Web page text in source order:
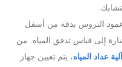
التروس بدقة من أسفل
إلى قياس تدفق المياه. من
آلية عداد المياه، يتم تعيين جهاز